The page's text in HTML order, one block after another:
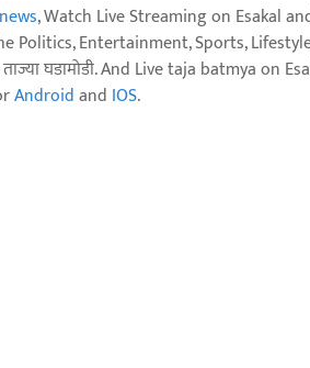
, Watch Live Streaming on Esakal
Politics, Entertainment, Sports, Lifestyle,
ताज्या घडामोडी. And Live taja batmya
Androidand IOS.